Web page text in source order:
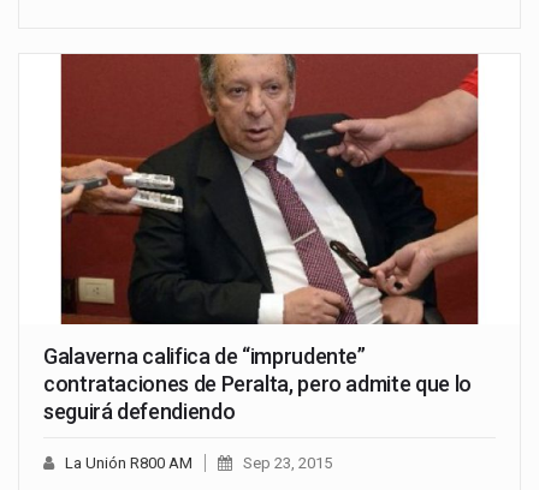
Galaverna califica de “imprudente”
contrataciones de Peralta, pero admite que lo
seguirá defendiendo
La Unión R800 AM Sep 23, 2015